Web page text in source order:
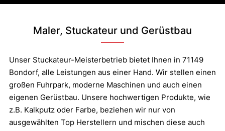
Maler, Stuckateur und Gerüstbau
Unser Stuckateur-Meisterbetrieb bietet Ihnen in 71149
Bondorf, alle Leistungen aus einer Hand. Wir stellen einen
großen Fuhrpark, moderne Maschinen und auch einen
eigenen Gerüstbau. Unsere hochwertigen Produkte, wie
z.B. Kalkputz oder Farbe, beziehen wir nur von
ausgewählten Top Herstellern und mischen diese auch